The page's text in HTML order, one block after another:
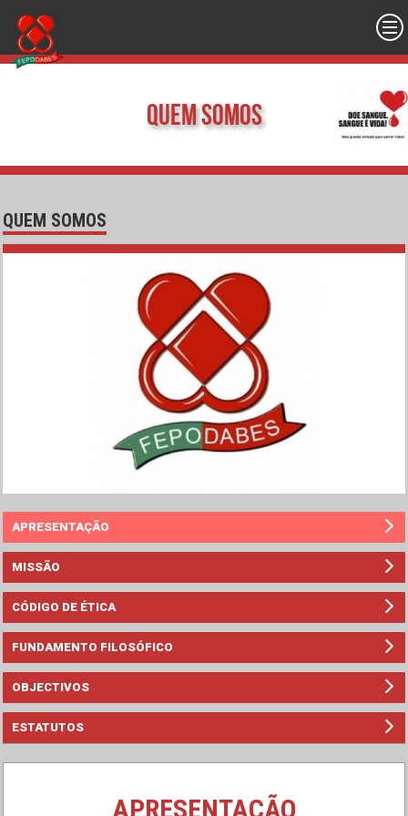
Quem Somos
QUEM SOMOS
APRESENTAÇÃO
MISSÃO
CÓDIGO DE ÉTICA
FUNDAMENTO FILOSÓFICO
OBJECTIVOS
ESTATUTOS
APRESENTAÇÃO